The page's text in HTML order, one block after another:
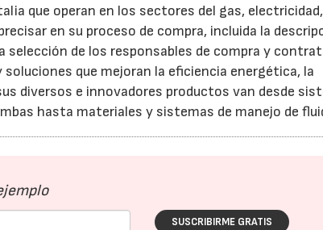
que operan en los sectores del gas,
en su proceso de compra, incluida la
selección de los responsables de compra y
que mejoran la eficiencia energética, la
diversos e innovadores productos van desde
hasta materiales y sistemas de manejo de
SUSCRIBIRME GRATIS